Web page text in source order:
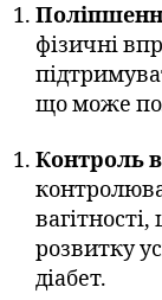
фізичні
що може
Контроль
розвитку
діабет.